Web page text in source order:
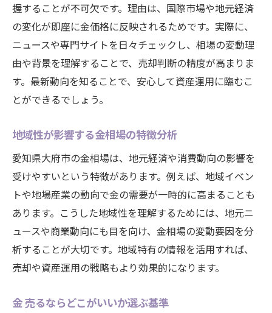
握することが不可欠です。理由は、国際市場や地元経済
の変化が即座に金価格に反映されるためです。実際に、
ニュースや専門サイトを日々チェックし、相場の変動理
由や背景を理解することで、売却判断の精度が高まりま
す。最新動向を知ることで、安心して資産運用に臨むこ
とができるでしょう。
地域性が影響する金相場の特徴分析
愛知県大府市の金相場は、地元経済や消費動向の影響を
受けやすいという特徴があります。例えば、地域イベン
トや地場産業の動向で金の需要が一時的に高まることも
あります。こうした地域性を理解するためには、地元ニ
ュースや商業動向にも目を向け、金相場の変動要因を分
析することが大切です。地域特有の情報を活用すれば、
売却や資産運用の戦略もより効果的になります。
金 売るならどこがいいか選ぶ基準